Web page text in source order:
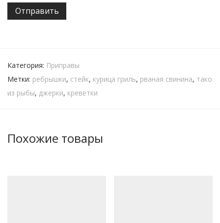
Категория: Приправы
Метки: ребрышки, стейк, курица гриль, рваная свинина, тако
из рыбы, джерки, креветки
Похожие товары